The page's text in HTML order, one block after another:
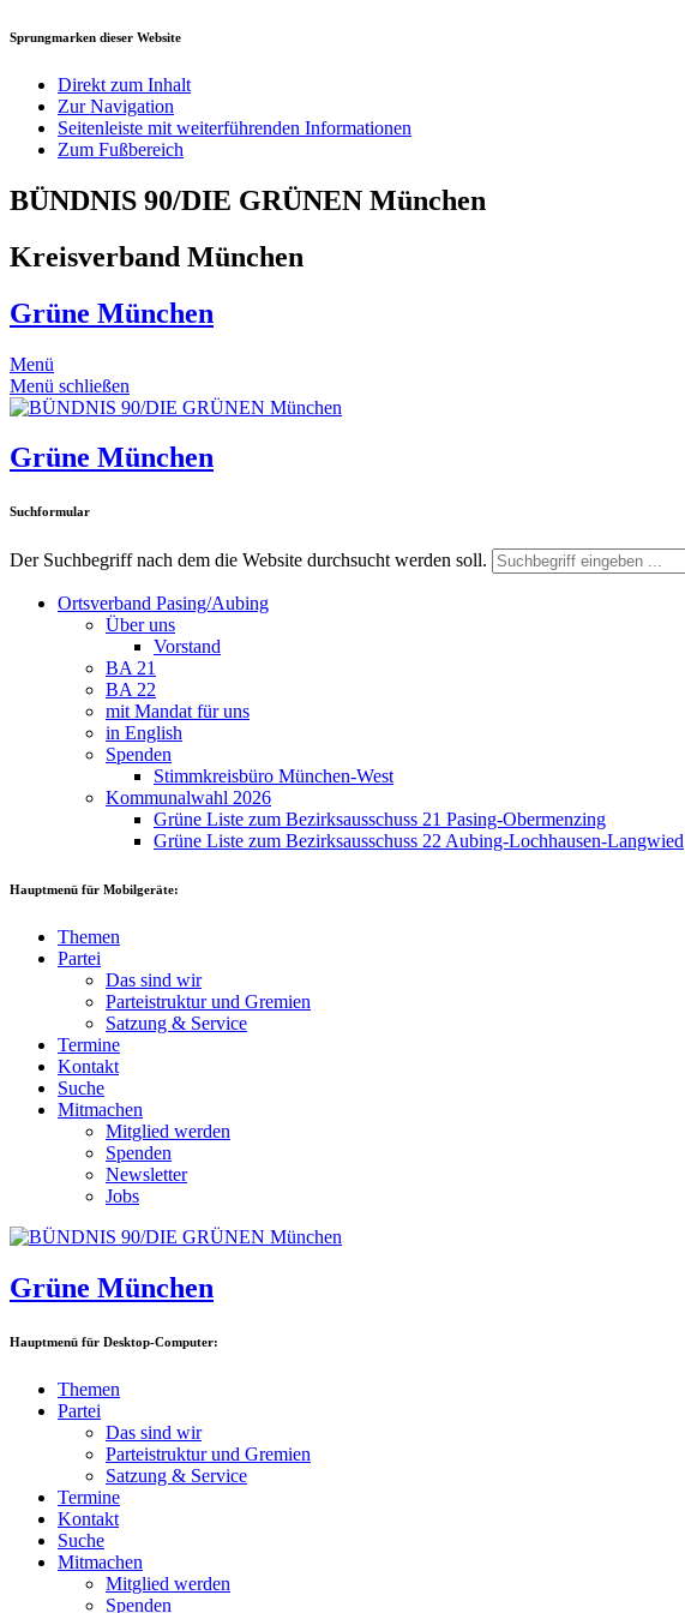
Sprungmarken dieser Website
Direkt zum Inhalt
Zur Navigation
Seitenleiste mit weiterführenden Informationen
Zum Fußbereich
BÜNDNIS 90/DIE GRÜNEN München
Kreisverband München
Grüne München
Menü
Menü schließen
Grüne München
Suchformular
Der Suchbegriff nach dem die Website durchsucht werden soll.
Ortsverband Pasing/Aubing
Über uns
Vorstand
BA 21
BA 22
mit Mandat für uns
in English
Spenden
Stimmkreisbüro München-West
Kommunalwahl 2026
Grüne Liste zum Bezirksausschuss 21 Pasing-Obermenzing
Grüne Liste zum Bezirksausschuss 22 Aubing-Lochhausen-Langwied
Hauptmenü für Mobilgeräte:
Themen
Partei
Das sind wir
Parteistruktur und Gremien
Satzung & Service
Termine
Kontakt
Suche
Mitmachen
Mitglied werden
Spenden
Newsletter
Jobs
Grüne München
Hauptmenü für Desktop-Computer:
Themen
Partei
Das sind wir
Parteistruktur und Gremien
Satzung & Service
Termine
Kontakt
Suche
Mitmachen
Mitglied werden
Spenden